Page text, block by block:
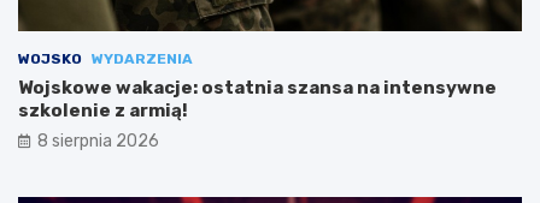
WOJSKO WYDARZENIA
Wojskowe wakacje: ostatnia szansa na intensywne
szkolenie z armią!
8 sierpnia 2026